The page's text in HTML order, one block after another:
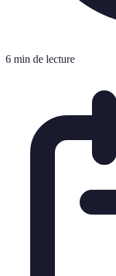
6 min de lecture